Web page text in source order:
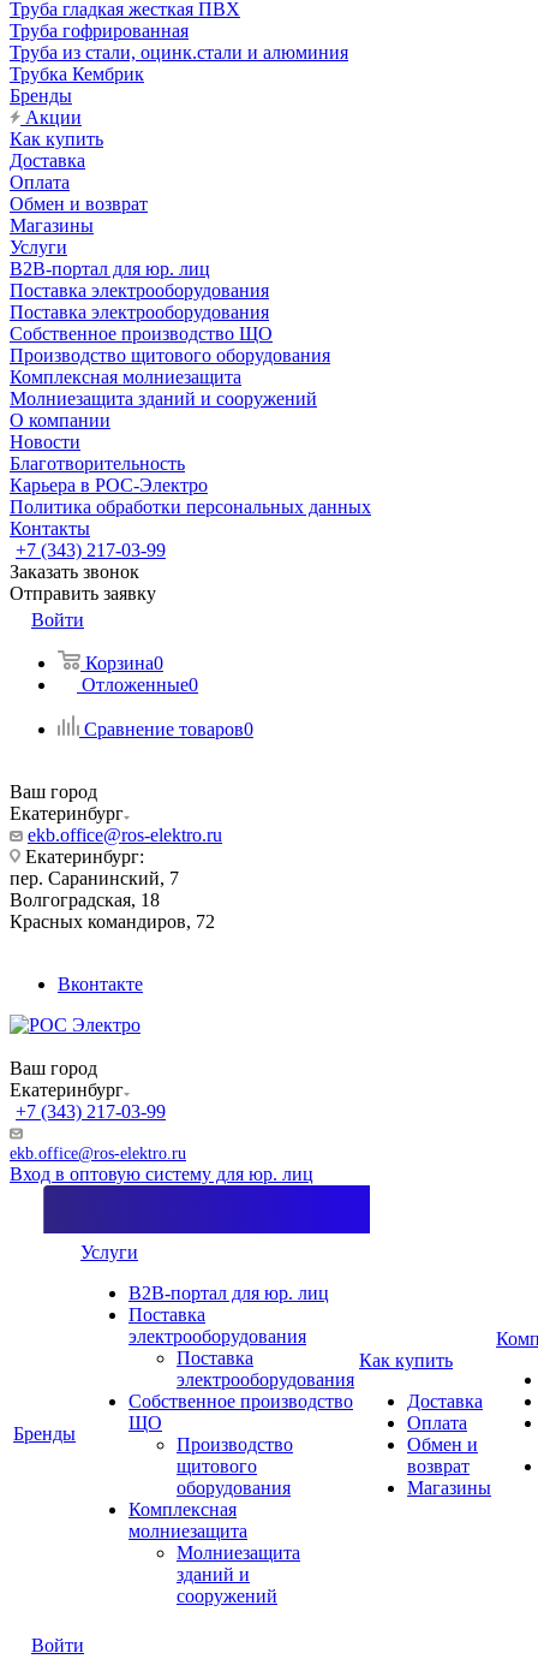
Труба гладкая жесткая ПВХ
Труба гофрированная
Труба из стали, оцинк.стали и алюминия
Трубка Кембрик
Бренды
Акции
Как купить
Доставка
Оплата
Обмен и возврат
Магазины
Услуги
B2B-портал для юр. лиц
Поставка электрооборудования
Поставка электрооборудования
Собственное производство ЩО
Производство щитового оборудования
Комплексная молниезащита
Молниезащита зданий и сооружений
О компании
Новости
Благотворительность
Карьера в РОС-Электро
Политика обработки персональных данных
Контакты
+7 (343) 217-03-99
Заказать звонок
Отправить заявку
Войти
Корзина0
Отложенные0
Сравнение товаров0
Ваш город
Екатеринбург
ekb.office@ros-elektro.ru
Екатеринбург:
пер. Саранинский, 7
Волгоградская, 18
Красных командиров, 72
Вконтакте
Ваш город
Екатеринбург
+7 (343) 217-03-99
ekb.office@ros-elektro.ru
Вход в оптовую систему для юр. лиц
Бренды
Услуги
B2B-портал для юр. лиц
Поставка
электрооборудования
Поставка
электрооборудования
Собственное производство
ЩО
Производство
щитового
оборудования
Комплексная
молниезащита
Молниезащита
зданий и
сооружений
Как купить
Доставка
Оплата
Обмен и
возврат
Магазины
Войти